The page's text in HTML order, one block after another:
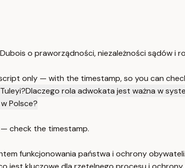
o praworządności, niezależności sądów i
only — with the timestamp, so you can
Dlaczego rola adwokata jest ważna w
Polsce?
check the timestamp.
funkcjonowania państwa i ochrony obywateli.